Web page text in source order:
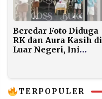
Beredar Foto Diduga
RK dan Aura Kasih di
Luar Negeri, Ini
TERPOPULER